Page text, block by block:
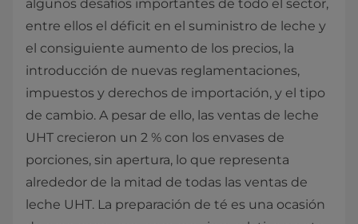
algunos desafíos importantes de todo el sector,
entre ellos el déficit en el suministro de leche y
el consiguiente aumento de los precios, la
introducción de nuevas reglamentaciones,
impuestos y derechos de importación, y el tipo
de cambio. A pesar de ello, las ventas de leche
UHT crecieron un 2 % con los envases de
porciones, sin apertura, lo que representa
alrededor de la mitad de todas las ventas de
leche UHT. La preparación de té es una ocasión